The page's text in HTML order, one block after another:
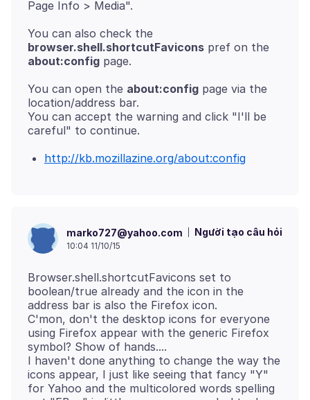
You can also check the
browser.shell.shortcutFavicons pref on the
about:config
You can open the about:config page via the
location/address bar.
You can accept the warning and click "I'll be
http://kb.mozillazine.org/about:config
marko727@yahoo.com Người tạo câu hỏi
10:04 11/10/15
Browser.shell.shortcutFavicons set to
boolean/true already and the icon in the
address bar is also the Firefox icon.
C'mon, don't the desktop icons for everyone
using Firefox appear with the generic Firefox
symbol? Show of hands....
I haven't done anything to change the way the
icons appear, I just like seeing that fancy "Y"
for Yahoo and the multicolored words spelling